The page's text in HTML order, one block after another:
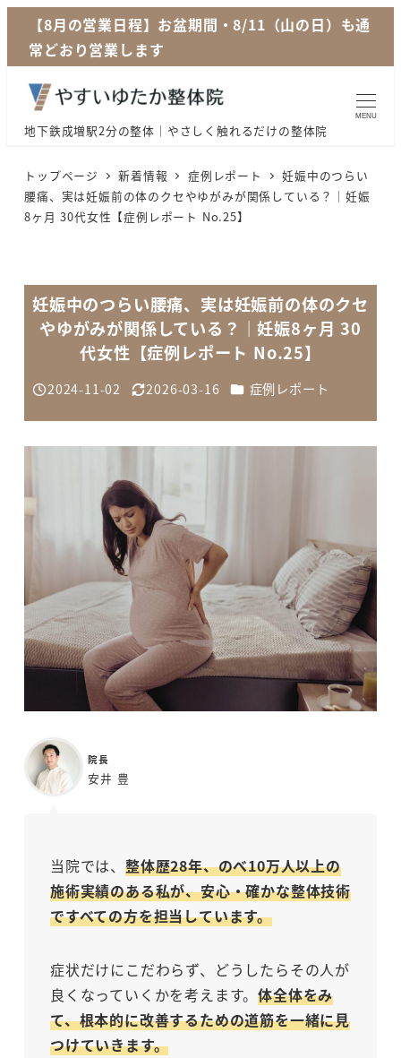
ン
【8月の営業日程】お盆期間・8/11（山の日）も通
常どおり営業します
地下鉄成増駅2分の整体｜やさしく触れるだけの整体院
MENU
トップページ 新着情報 症例レポート
妊娠中のつらい
腰痛、実は妊娠前の体のクセやゆがみが関係している？｜妊娠
8ヶ月 30代女性【症例レポート No.25】
妊娠中のつらい腰痛、実は妊娠前の体のクセ
やゆがみが関係している？｜妊娠8ヶ月 30
代女性【症例レポート No.25】
投稿日
2024-11-02
更新日
2026-03-16 カテゴリー
症例レポート
院長
安井 豊
当院では、 整体歴28年、のべ10万人以上の
施術実績のある私が、安心・確かな整体技術
ですべての方を担当しています。
症状だけにこだわらず、どうしたらその人が
良くなっていくかを考えます。体全体をみ
て、根本的に改善するための道筋を一緒に見
つけていきます。